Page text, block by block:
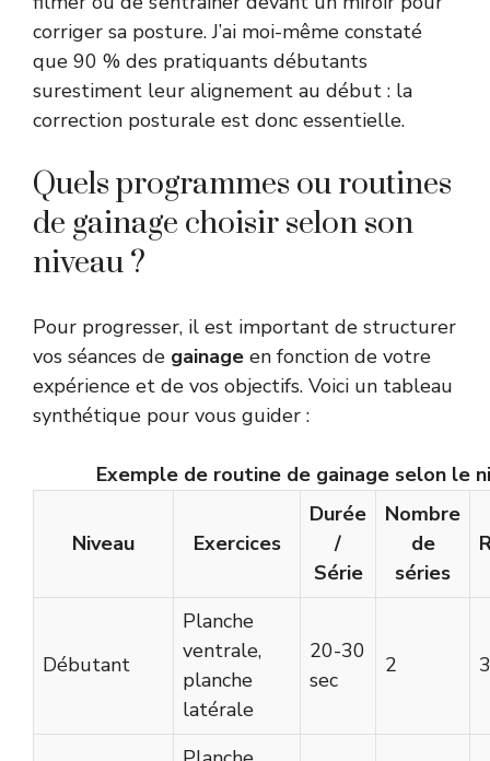
corriger sa posture. J’ai moi-même constaté
que 90 % des pratiquants débutants
surestiment leur alignement au début : la
correction posturale est donc essentielle.
Quels programmes ou routines
de gainage choisir selon son
niveau ?
Pour progresser, il est important de structurer
vos séances de gainage en fonction de votre
expérience et de vos objectifs. Voici un tableau
synthétique pour vous guider :
Exemple de routine de gainage selon le
Niveau Exercices
Durée
/
Série
Nombre
de
séries
Débutant
Planche
ventrale,
planche
latérale
20-30
sec
2